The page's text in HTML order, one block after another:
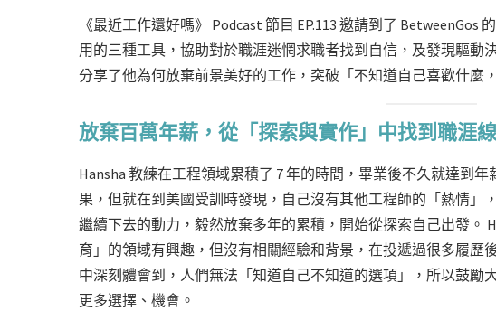
《最近工作還好嗎》 Podcast 節目 EP.113 邀請到了
用的三種工具，協助對於職涯迷惘求職者找到自信，及發現驅動
分享了他為何放棄前景美好的工作，突破「不知道自己喜歡什麼
放棄百萬年薪，從「探索與實作」中找到職涯線
Hansha 教練在工程領域累積了 7 年的時間，畢業後不久就達到
果，但就在到美國受訓時發現，自己沒有其他工程師的「熱情」
繼續下去的動力，毅然放棄多年的累積，開始從探索自己出發。
育」的領域有興趣，但沒有相關經驗和背景，在投遞過很多履歷
中深刻體會到，人們無法「知道自己不知道的選項」，所以鼓勵
更多選擇、機會。